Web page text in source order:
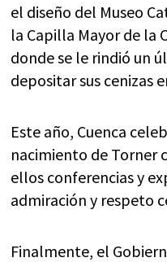
el diseño del Museo
la Capilla Mayor de la
donde se le rindió un
depositar sus cenizas
Este año, Cuenca
nacimiento de Torner
ellos conferencias y
admiración y respeto
Finalmente, el